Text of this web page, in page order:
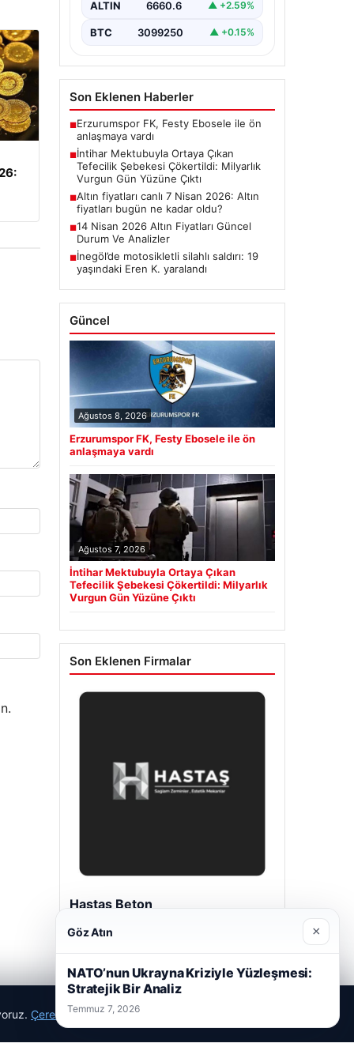
belirterek hayatına son veren bir
bölgedeki büyük…
ALTIN 6660.6 ▲ +2.59%
BTC 3099250 ▲ +0.15%
Son Eklenen Haberler
■Erzurumspor FK, Festy Ebosele ile ön
anlaşmaya vardı
■İntihar Mektubuyla Ortaya Çıkan
Tefecilik Şebekesi Çökertildi: Milyarlık
Vurgun Gün Yüzüne Çıktı
■Altın fiyatları canlı 7 Nisan 2026: Altın
fiyatları bugün ne kadar oldu?
■14 Nisan 2026 Altın Fiyatları Güncel
Durum Ve Analizler
■İnegöl’de motosikletli silahlı saldırı: 19
yaşındaki Eren K. yaralandı
Güncel
Ağustos 8, 2026
Erzurumspor FK, Festy Ebosele ile ön
anlaşmaya vardı
Ağustos 7, 2026
İntihar Mektubuyla Ortaya Çıkan
Tefecilik Şebekesi Çökertildi: Milyarlık
Vurgun Gün Yüzüne Çıktı
Son Eklenen Firmalar
Hastaş Beton
Çerez Politikamız
Göz Atın ×
NATO’nun Ukrayna Kriziyle Yüzleşmesi:
Stratejik Bir Analiz
Temmuz 7, 2026